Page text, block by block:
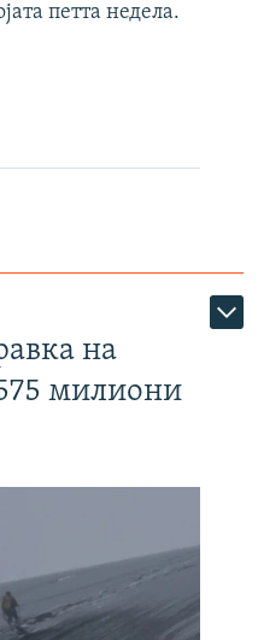
петта недела.
на
милиони